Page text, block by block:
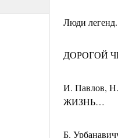
Люди
ДОРОГОЙ
И. Павлов,
ЖИЗНЬ…
Б.